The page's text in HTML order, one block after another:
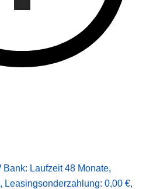
Bank: Laufzeit 48 Monate,
, Leasingsonderzahlung: 0,00 €,